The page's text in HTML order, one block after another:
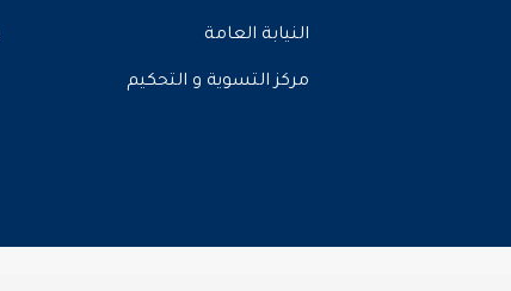
النيابة العامة
مركز التسوية و التحكيم